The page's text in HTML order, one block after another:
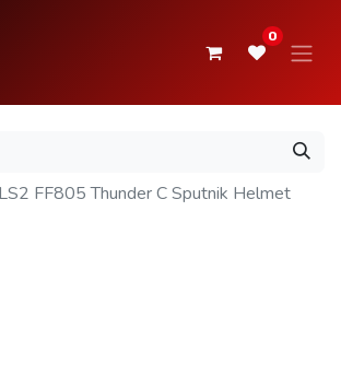
0
LS2 FF805 Thunder C Sputnik Helmet